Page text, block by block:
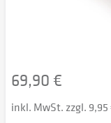
69,90 €
inkl. MwSt. zzgl.